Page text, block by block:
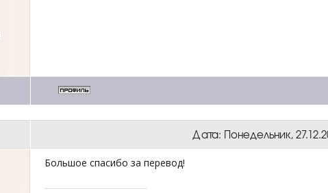
Дата: Понедельник,
Большое спасибо за перевод!